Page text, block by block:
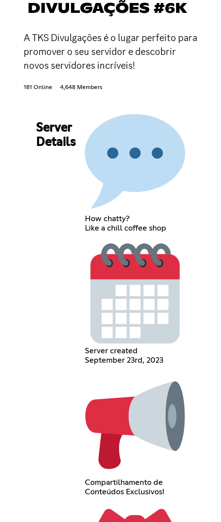
DIVULGAÇÕES #6K
A TKS Divulgações é o lugar perfeito para
promover o seu servidor e descobrir
novos servidores incríveis!
181 Online 4,648 Members
Server
Details
How chatty?
Like a chill coffee shop
Server created
September 23rd, 2023
Compartilhamento de
Conteúdos Exclusivos!